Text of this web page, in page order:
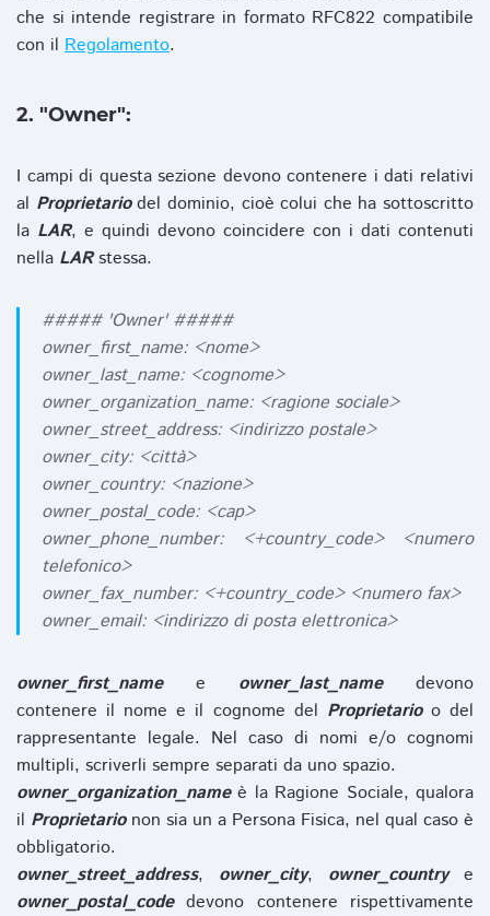
che si intende registrare in formato RFC822 compatibile
con il Regolamento.
2. "Owner":
I campi di questa sezione devono contenere i dati relativi
al Proprietariodel dominio, cioè colui che ha sottoscritto
la LAR, e quindi devono coincidere con i dati contenuti
nella LARstessa.
##### 'Owner' #####
owner_first_name: <nome>
owner_last_name: <cognome>
owner_organization_name: <ragione sociale>
owner_street_address: <indirizzo postale>
owner_city: <città>
owner_country: <nazione>
owner_postal_code: <cap>
owner_phone_number: <+country_code> <numero
telefonico>
owner_fax_number: <+country_code> <numero fax>
owner_email: <indirizzo di posta elettronica>
owner_first_namee owner_last_namedevono
contenere il nome e il cognome del Proprietarioo del
rappresentante legale. Nel caso di nomi e/o cognomi
multipli, scriverli sempre separati da uno spazio.
owner_organization_nameè la Ragione Sociale, qualora
il Proprietarionon sia un a Persona Fisica, nel qual caso è
obbligatorio.
owner_street_address, owner_city, owner_countrye
owner_postal_codedevono contenere rispettivamente